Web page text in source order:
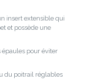
insert extensible qui
et possède une
pour éviter
du poitrail réglables